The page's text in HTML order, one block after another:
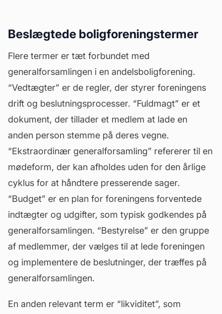
Beslægtede boligforeningstermer
Flere termer er tæt forbundet med
generalforsamlingen i en andelsboligforening.
“Vedtægter” er de regler, der styrer foreningens
drift og beslutningsprocesser. “Fuldmagt” er et
dokument, der tillader et medlem at lade en
anden person stemme på deres vegne.
“Ekstraordinær generalforsamling” refererer til en
mødeform, der kan afholdes uden for den årlige
cyklus for at håndtere presserende sager.
“Budget” er en plan for foreningens forventede
indtægter og udgifter, som typisk godkendes på
generalforsamlingen. “Bestyrelse” er den gruppe
af medlemmer, der vælges til at lede foreningen
og implementere de beslutninger, der træffes på
generalforsamlingen.
En anden relevant term er “likviditet”, som